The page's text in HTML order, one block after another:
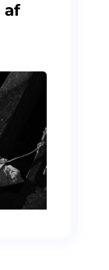
af